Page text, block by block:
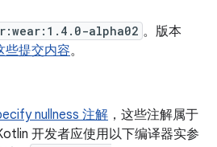
alpha02 。版本
些提交内容。
nullness 注解 ，这些注解属于
开发者应使用以下编译器实参